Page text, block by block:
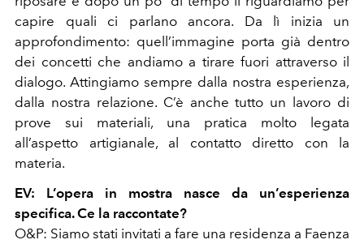
capire quali ci parlano ancora. Da lì inizia un
approfondimento: quell’immagine porta già dentro
dei concetti che andiamo a tirare fuori attraverso il
dialogo. Attingiamo sempre dalla nostra esperienza,
dalla nostra relazione. C’è anche tutto un lavoro di
prove sui materiali, una pratica molto legata
all’aspetto artigianale, al contatto diretto con la
materia.
EV: L’opera in mostra nasce da un’esperienza
specifica. Ce la raccontate?
O&P: Siamo stati invitati a fare una residenza a Faenza